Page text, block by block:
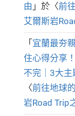
由 」於〈前
艾爾斯岩
「 宜蘭最夯
住心得分享
不完｜3大
〈前往地球
岩Road Trip